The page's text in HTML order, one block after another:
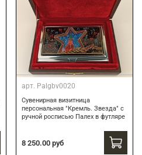
арт. Palgbv0020
Сувенирная визитница
персональная "Кремль. Звезда" с
ручной росписью Палех в футляре
8 250.00 руб